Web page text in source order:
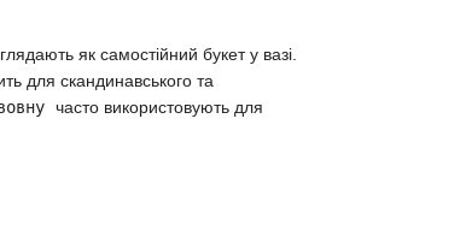
як самостійний букет у вазі.
для скандинавського та
часто використовують для